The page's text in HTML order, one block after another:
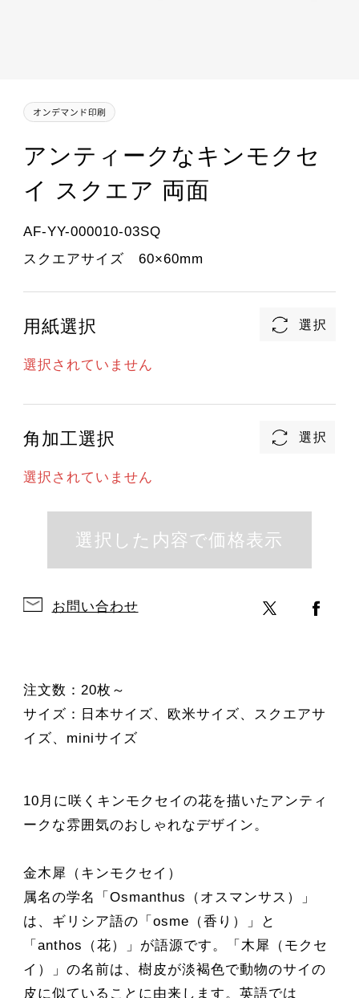
アンティークなキンモクセ
イ スクエア 両面
AF-YY-000010-03SQ
スクエアサイズ 60×60mm
用紙選択
選択されていません
角加工選択
選択されていません
お問い合わせ
注文数：20枚～
サイズ：日本サイズ、欧米サイズ、スクエアサ
イズ、miniサイズ
10月に咲くキンモクセイの花を描いたアンティ
ークな雰囲気のおしゃれなデザイン。
金木犀（キンモクセイ）
属名の学名「Osmanthus（オスマンサス）」
は、ギリシア語の「osme（香り）」と
「anthos（花）」が語源です。「木犀（モクセ
イ）」の名前は、樹皮が淡褐色で動物のサイの
皮に似ていることに由来します。英語では